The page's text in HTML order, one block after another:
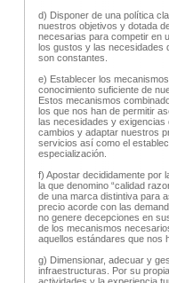
d) Disponer de una política
nuestros objetivos y dotada
necesarias para competir en
los gustos y las necesidades
son constantes.
e) Establecer los
conocimiento suficiente de
Estos mecanismos
los que nos han de permitir
las necesidades y
cambios y adaptar nuestros
servicios así como el
especialización.
f) Apostar decididamente por
la que denomino “calidad
de una marca distintiva para
precio acorde con las
no genere decepciones en
de los mecanismos
aquellos estándares que nos
g) Dimensionar, adecuar y
infraestructuras. Por su